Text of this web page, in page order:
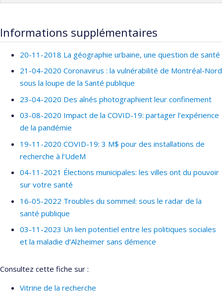
Informations supplémentaires
20-11-2018 La géographie urbaine, une question de santé
21-04-2020 Coronavirus : la vulnérabilité de Montréal-Nord
sous la loupe de la Santé publique
23-04-2020 Des aînés photographient leur confinement
03-08-2020 Impact de la COVID-19: partager l’expérience
de la pandémie
19-11-2020 COVID-19: 3 M$ pour des installations de
recherche à l’UdeM
04-11-2021 Élections municipales: les villes ont du pouvoir
sur votre santé
16-05-2022 Troubles du sommeil: sous le radar de la
santé publique
03-11-2023 Un lien potentiel entre les politiques sociales
et la maladie d’Alzheimer sans démence
Consultez cette fiche sur :
Vitrine de la recherche